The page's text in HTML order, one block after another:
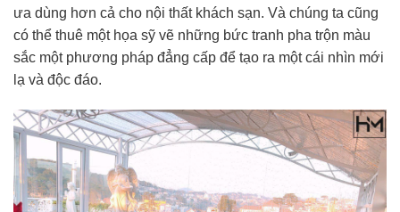
ưa dùng hơn cả cho nội thất khách sạn. Và chúng ta cũng
có thể thuê một họa sỹ vẽ những bức tranh pha trộn màu
sắc một phương pháp đẳng cấp để tạo ra một cái nhìn mới
lạ và độc đáo.